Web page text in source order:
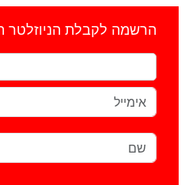
הרשמה לקבלת הניוזלטר